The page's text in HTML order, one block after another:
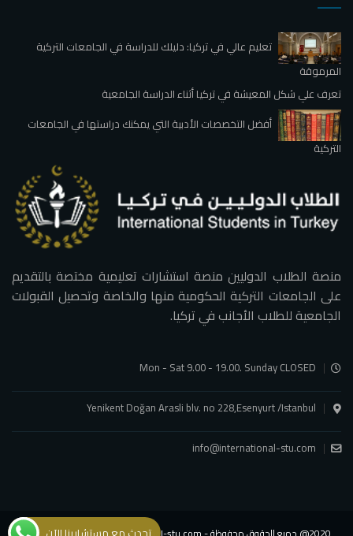
تعليم عالي في تركيا: دليلك للدراسة في الجامعات التركية
المرموقة
تعرف علي شكل المعيشة في تركيا أثناء الدراسة الجامعية
أفضل التخصصات الأدبية التي يمكنك دراستها في الجامعات
التركية
منصة الطلاب الدوليين منصة استشارات تعليمية مختصة بالتقديم
على الجامعات التركية الحكومية منها والخاصة وتحصيل القبولات
الجامعية للطلاب الأجانب في تركيا.
Mon - Sat 9.00 - 19.00. Sunday CLOSED
Yenikent Doğan Arasli blv. no 228,Esenyurt /Istanbul
info@international-stu.com